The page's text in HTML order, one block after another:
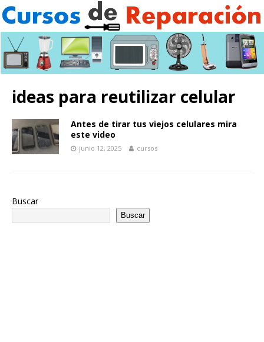
ideas para reutilizar celular
Antes de tirar tus viejos celulares mira
este video
junio 12, 2025 cursos
Buscar
Buscar